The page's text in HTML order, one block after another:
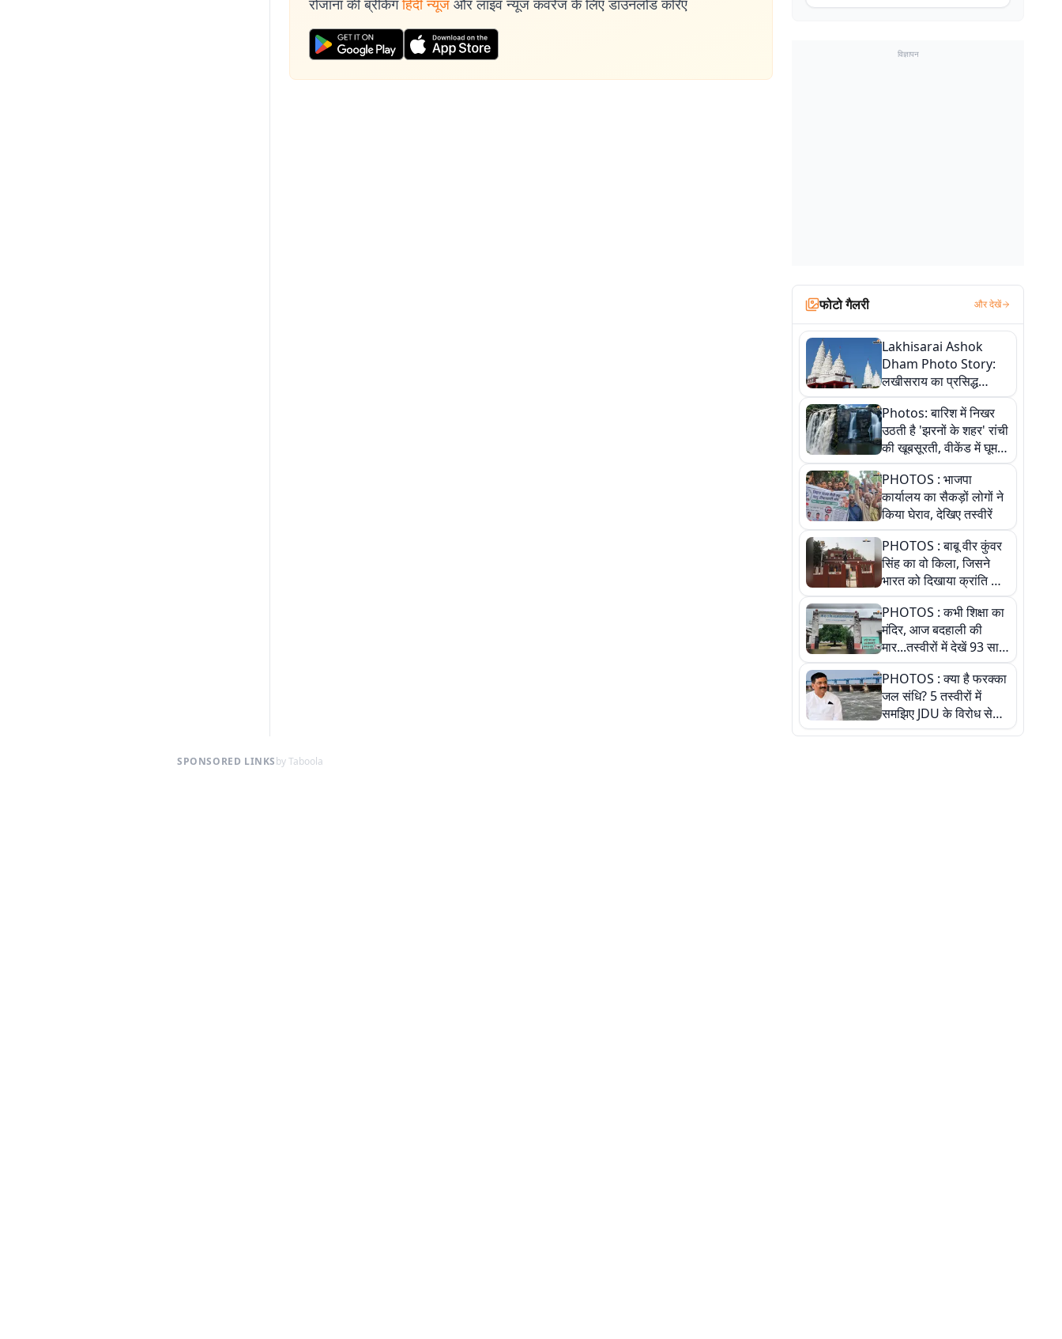
रोजाना की ब्रेकिंग हिंदी न्यूज और लाइव न्यूज कवरेज के लिए डाउनलोड करिए
एक हाथ से गजब का कैच
विज्ञापन
फोटो गैलरी और देखें
Lakhisarai Ashok
Dham Photo Story:
लखीसराय का प्रसिद्ध
अशोक धाम—आस्था,
श्रृंगार, अनुष्ठान और
अलौकिक संध्या आरती के
विहंगम दृश्य
Photos: बारिश में निखर
उठती है 'झरनों के शहर' रांची
की खूबसूरती, वीकेंड में घूम
आएं ये 5 वादियां
PHOTOS : भाजपा
कार्यालय का सैकड़ों लोगों ने
किया घेराव, देखिए तस्वीरें
PHOTOS : बाबू वीर कुंवर
सिंह का वो किला, जिसने
भारत को दिखाया क्रांति का
रास्ता: तस्वीरों में देखिए
PHOTOS : कभी शिक्षा का
मंदिर, आज बदहाली की
मार...तस्वीरों में देखें 93 साल
पुराने इस हाई स्कूल की
हकीकत
PHOTOS : क्या है फरक्का
जल संधि? 5 तस्वीरों में
समझिए JDU के विरोध से
लेकर बिहार पर असर तक
SPONSORED LINKSby Taboola